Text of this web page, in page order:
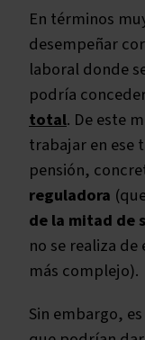
En términos
desempeñar
laboral donde
podría
total. De este
trabajar en ese
pensión,
reguladora
de la mitad de
no se realiza
más complejo).
Sin embargo,